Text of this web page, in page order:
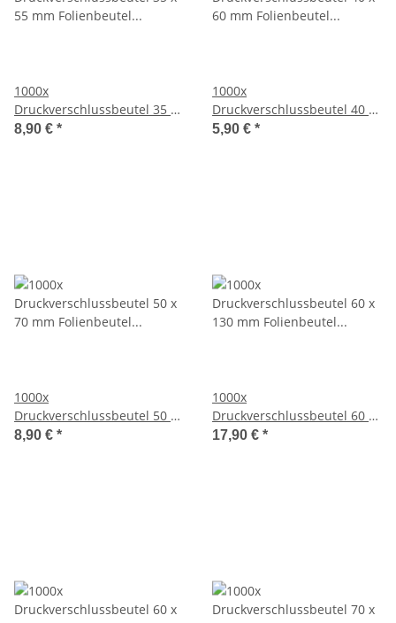
1000x
Druckverschlussbeutel 35 x
55 mm Folienbeutel
8,90 € *
1000x
Druckverschlussbeutel 40 x
60 mm Folienbeutel
5,90 € *
1000x
Druckverschlussbeutel 50 x
70 mm Folienbeutel
8,90 € *
1000x
Druckverschlussbeutel 60 x
130 mm Folienbeutel
17,90 € *